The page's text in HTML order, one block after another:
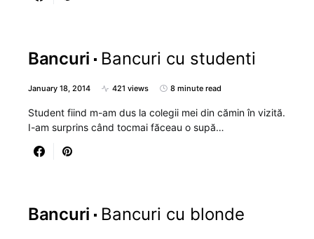
Bancuri Bancuri cu studenti
January 18, 2014 421 views 8 minute read
Student fiind m-am dus la colegii mei din cămin în vizită.
I-am surprins când tocmai făceau o supă…
Bancuri Bancuri cu blonde